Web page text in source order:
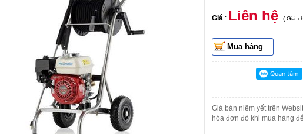
Giá : Liên hệ ( Giá
Mua hàng
Giá bán niêm yết trên
hóa đơn đỏ khi mua hàng